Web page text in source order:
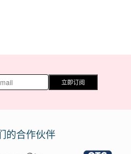
立即订阅
的合作伙伴